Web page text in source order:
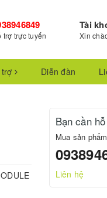
trợ trực tuyến
Tài
Xin
Diễn đàn
Bạn cần
Mua sản phẩm
Liên hệ